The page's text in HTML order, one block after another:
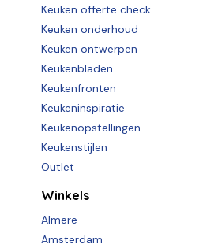
Keuken offerte check
Keuken onderhoud
Keuken ontwerpen
Keukenbladen
Keukenfronten
Keukeninspiratie
Keukenopstellingen
Keukenstijlen
Outlet
Winkels
Almere
Amsterdam